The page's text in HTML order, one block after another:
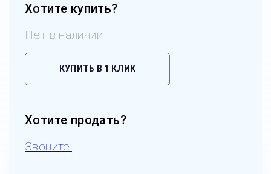
Хотите купить?
Нет в наличии
КУПИТЬ В 1 КЛИК
Хотите продать?
Звоните!